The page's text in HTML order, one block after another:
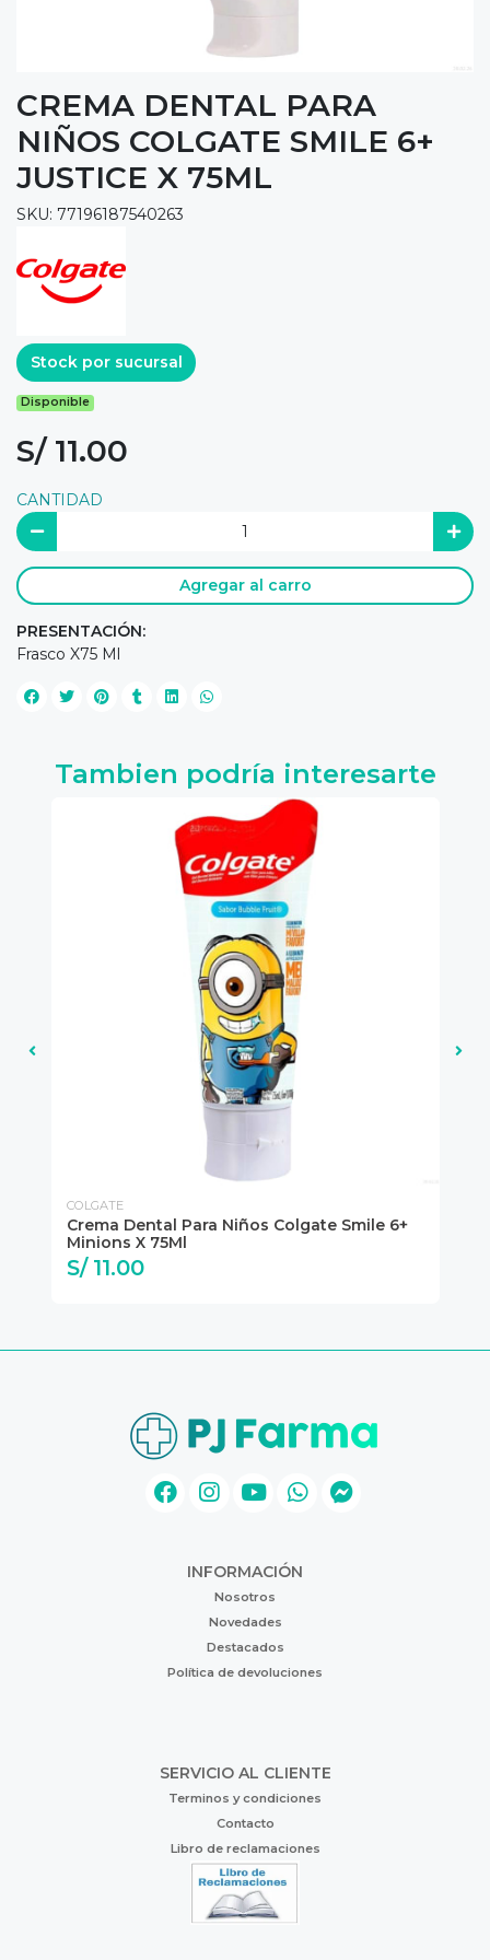
CREMA DENTAL PARA
NIÑOS COLGATE SMILE 6+
JUSTICE X 75ML
SKU: 77196187540263
Stock por sucursal
Disponible
S/ 11.00
CANTIDAD
Agregar al carro
PRESENTACIÓN:
Frasco X75 Ml
Tambien podría interesarte
COLGATE
Crema Dental Para Niños Colgate Smile 6+
Minions X 75Ml
S/ 11.00
INFORMACIÓN
Nosotros
Novedades
Destacados
Política de devoluciones
SERVICIO AL CLIENTE
Terminos y condiciones
Contacto
Libro de reclamaciones